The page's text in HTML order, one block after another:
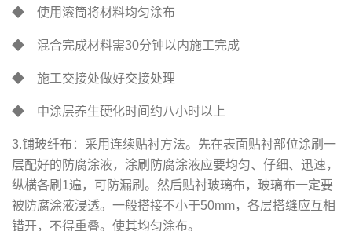
◆ 使用滚筒将材料均匀涂布
◆ 混合完成材料需30分钟以内施工完成
◆ 施工交接处做好交接处理
◆ 中涂层养生硬化时间约八小时以上
3.铺玻纤布：采用连续贴衬方法。先在表面贴衬部位涂刷一
层配好的防腐涂液，涂刷防腐涂液应要均匀、仔细、迅速，
纵横各刷1遍，可防漏刷。然后贴衬玻璃布，玻璃布一定要
被防腐涂液浸透。一般搭接不小于50mm，各层搭缝应互相
错开，不得重叠。使其均匀涂布。